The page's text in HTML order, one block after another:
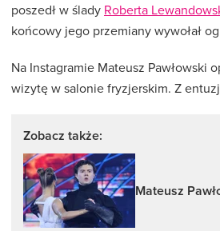
poszedł w ślady Roberta
końcowy jego przemiany wywołał
Na Instagramie Mateusz
wizytę w salonie fryzjerskim. Z
Zobacz także:
Mateusz